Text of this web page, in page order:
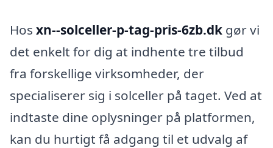
Hos xn--solceller-p-tag-pris-6zb.dk gør vi
det enkelt for dig at indhente tre tilbud
fra forskellige virksomheder, der
specialiserer sig i solceller på taget. Ved at
indtaste dine oplysninger på platformen,
kan du hurtigt få adgang til et udvalg af